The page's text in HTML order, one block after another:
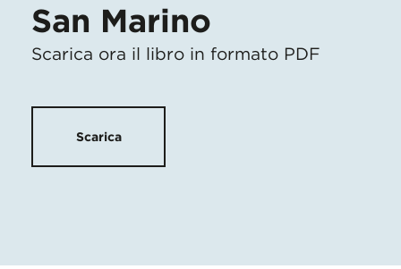
San Marino
Scarica ora il libro in formato PDF
Scarica